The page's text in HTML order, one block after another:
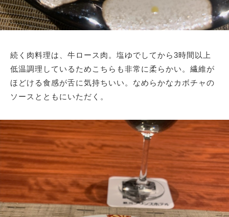
続く肉料理は、牛ロース肉。塩ゆでしてから3時間以上
低温調理しているためこちらも非常に柔らかい。繊維が
ほどける食感が舌に気持ちいい。なめらかなカボチャの
ソースとともにいただく。